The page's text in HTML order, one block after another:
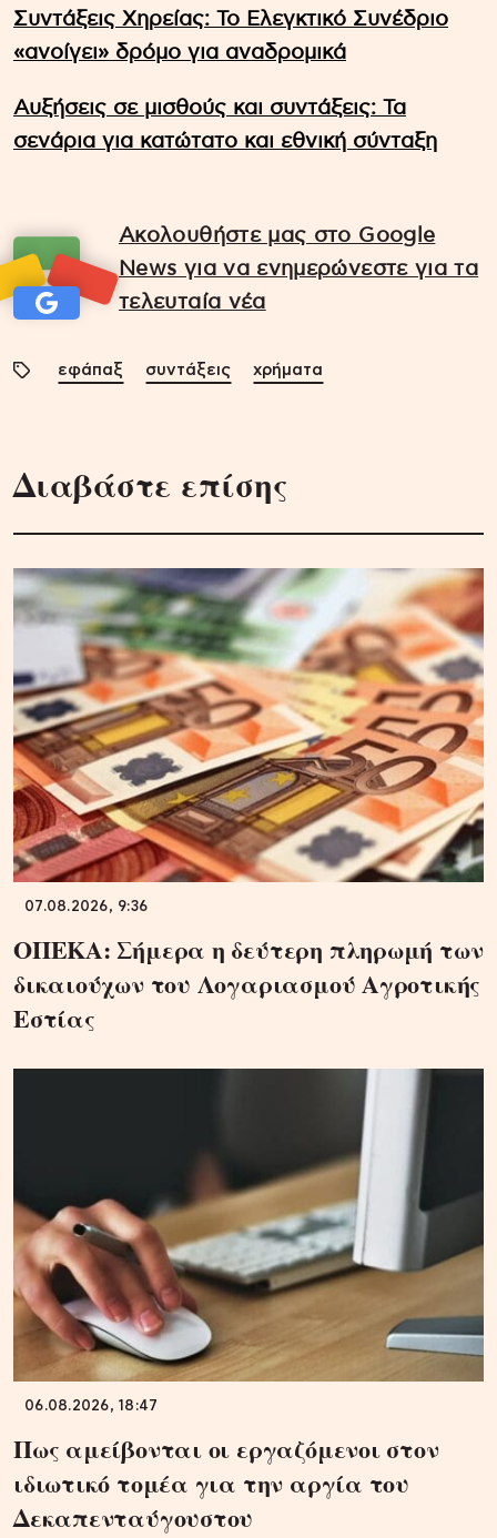
Συντάξεις Χηρείας: Το Ελεγκτικό Συνέδριο
«ανοίγει» δρόμο για αναδρομικά
Αυξήσεις σε μισθούς και συντάξεις: Τα
σενάρια για κατώτατο και εθνική σύνταξη
Ακολουθήστε μας στο Google
News για να ενημερώνεστε για τα
τελευταία νέα
εφάπαξ συντάξεις χρήματα
Διαβάστε επίσης
07.08.2026, 9:36
ΟΠΕΚΑ: Σήμερα η δεύτερη πληρωμή των
δικαιούχων του Λογαριασμού Αγροτικής
Εστίας
06.08.2026, 18:47
Πως αμείβονται οι εργαζόμενοι στον
ιδιωτικό τομέα για την αργία του
Δεκαπενταύγουστου